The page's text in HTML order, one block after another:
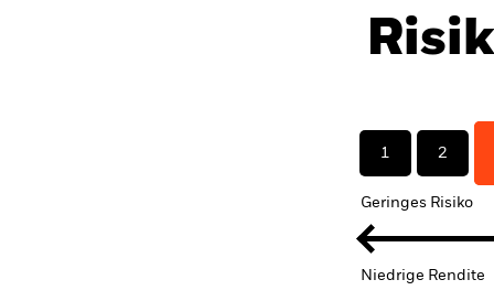
1 2
Geringes Risiko
Niedrige Rendite